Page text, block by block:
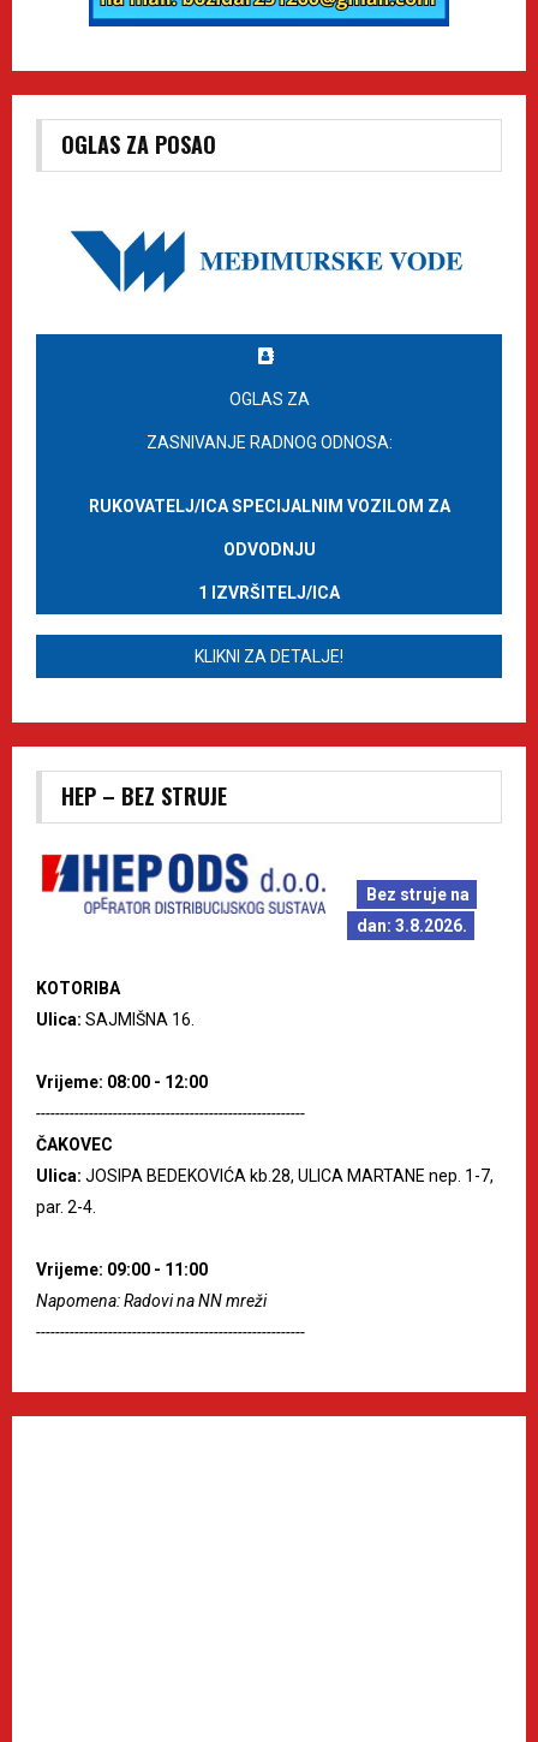
OGLAS ZA POSAO
OGLAS ZA
ZASNIVANJE RADNOG ODNOSA:
RUKOVATELJ/ICA SPECIJALNIM VOZILOM ZA
ODVODNJU
1 IZVRŠITELJ/ICA
KLIKNI ZA DETALJE!
HEP – BEZ STRUJE
Bez struje na
dan: 3.8.2026.
KOTORIBA
Ulica: SAJMIŠNA 16.
Vrijeme: 08:00 - 12:00
--------------------------------------------------------
ČAKOVEC
Ulica: JOSIPA BEDEKOVIĆA kb.28, ULICA MARTANE nep. 1-7,
par. 2-4.
Vrijeme: 09:00 - 11:00
Napomena: Radovi na NN mreži
--------------------------------------------------------